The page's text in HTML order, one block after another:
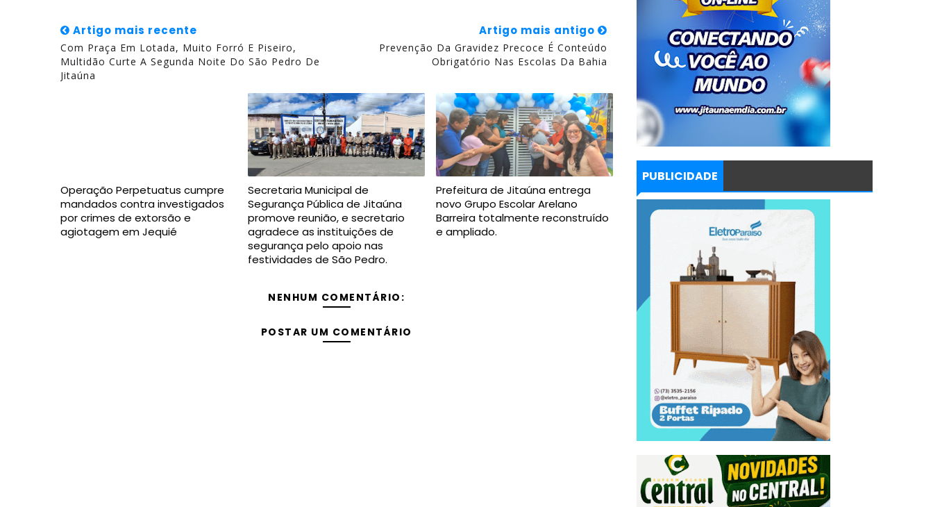
Artigo mais recente
Com Praça Em Lotada, Muito Forró E Piseiro,
Multidão Curte A Segunda Noite Do São Pedro De
Jitaúna
Artigo mais antigo
Prevenção Da Gravidez Precoce É Conteúdo
Obrigatório Nas Escolas Da Bahia
Operação Perpetuatus cumpre
mandados contra investigados
por crimes de extorsão e
agiotagem em Jequié
Secretaria Municipal de
Segurança Pública de Jitaúna
promove reunião, e secretario
agradece as instituições de
segurança pelo apoio nas
festividades de São Pedro.
Prefeitura de Jitaúna entrega
novo Grupo Escolar Arelano
Barreira totalmente reconstruído
e ampliado.
NENHUM COMENTÁRIO:
POSTAR UM COMENTÁRIO
PUBLICIDADE